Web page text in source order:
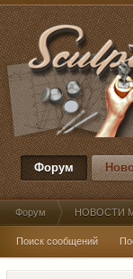
Форум
Форум НОВОСТИ
Поиск сообщений